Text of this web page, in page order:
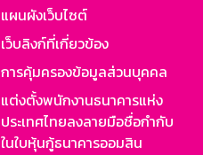
แผนผังเว็บไซต์
เว็บลิงก์ที่เกี่ยวข้อง
การคุ้มครองข้อมูลส่วนบุคคล
แต่งตั้งพนักงานธนาคารแห่ง
ประเทศไทยลงลายมือชื่อกำกับ
ในใบหุ้นกู้ธนาคารออมสิน